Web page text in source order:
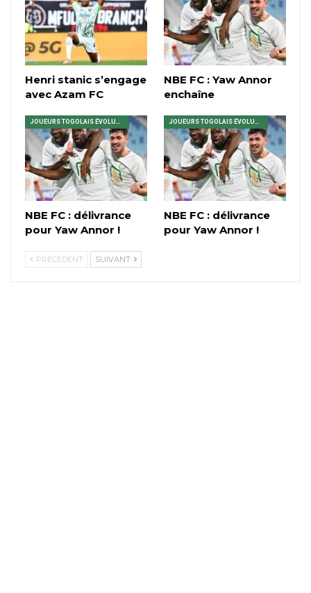
Henri stanic s’engage
avec Azam FC
NBE FC : Yaw Annor
enchaîne
NBE FC : délivrance
pour Yaw Annor !
NBE FC : délivrance
pour Yaw Annor !
PRÉCÉDENT SUIVANT